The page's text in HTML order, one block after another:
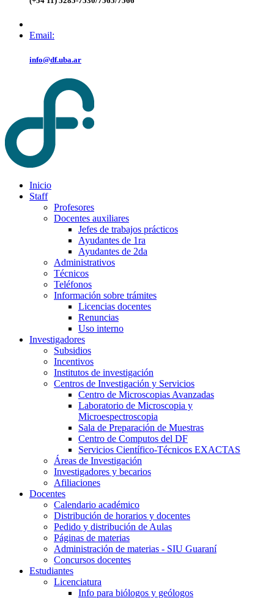
Email:
info@df.uba.ar
Inicio
Staff
Profesores
Docentes auxiliares
Jefes de trabajos prácticos
Ayudantes de 1ra
Ayudantes de 2da
Administrativos
Técnicos
Teléfonos
Información sobre trámites
Licencias docentes
Renuncias
Uso interno
Investigadores
Subsidios
Incentivos
Institutos de investigación
Centros de Investigación y Servicios
Centro de Microscopias Avanzadas
Laboratorio de Microscopia y
Microespectroscopia
Sala de Preparación de Muestras
Centro de Computos del DF
Servicios Científico-Técnicos EXACTAS
Áreas de Investigación
Investigadores y becarios
Afiliaciones
Docentes
Calendario académico
Distribución de horarios y docentes
Pedido y distribución de Aulas
Páginas de materias
Administración de materias - SIU Guaraní
Concursos docentes
Estudiantes
Licenciatura
Info para biólogos y geólogos